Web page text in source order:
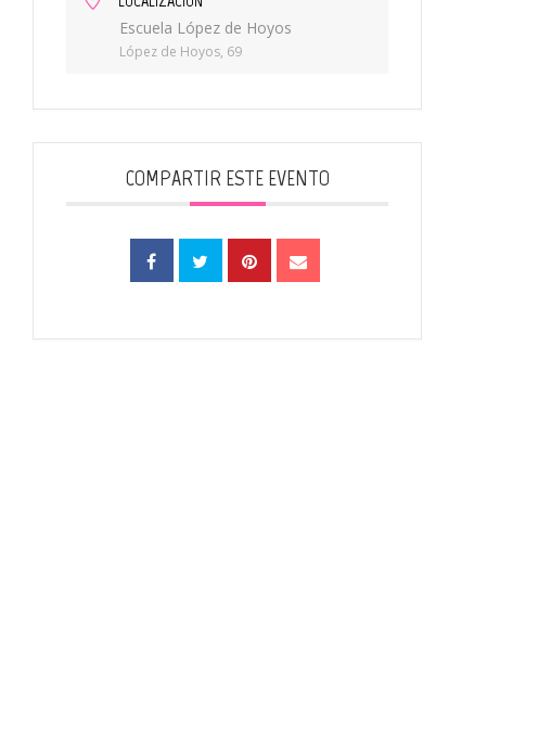
Escuela López de Hoyos
López de Hoyos, 69
COMPARTIR ESTE EVENTO